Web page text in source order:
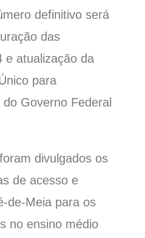
definitivo será
das
e atualização da
para
Governo Federal
foram divulgados os
de acesso e
de-Meia para os
no ensino médio